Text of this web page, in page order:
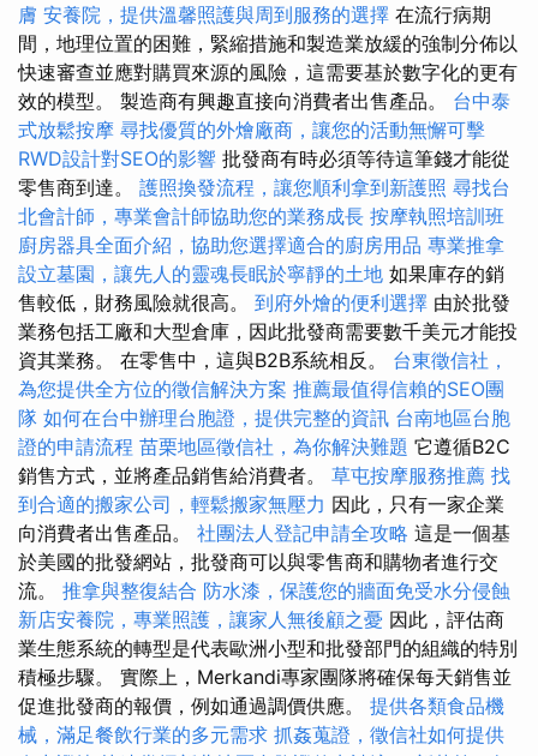
膚 安養院，提供溫馨照護與周到服務的選擇 在流行病期
間，地理位置的困難，緊縮措施和製造業放緩的強制分佈以
快速審查並應對購買來源的風險，這需要基於數字化的更有
效的模型。 製造商有興趣直接向消費​​者出售產品。 台中泰
式放鬆按摩 尋找優質的外燴廠商，讓您的活動無懈可擊
RWD設計對SEO的影響 批發商有時必須等待這筆錢才能從
零售商到達。 護照換發流程，讓您順利拿到新護照 尋找台
北會計師，專業會計師協助您的業務成長 按摩執照培訓班
廚房器具全面介紹，協助您選擇適合的廚房用品 專業推拿
設立墓園，讓先人的靈魂長眠於寧靜的土地 如果庫存的銷
售較低，財務風險就很高。 到府外燴的便利選擇 由於批發
業務包括工廠和大型倉庫，因此批發商需要數千美元才能投
資其業務。 在零售中，這與B2B系統相反。 台東徵信社，
為您提供全方位的徵信解決方案 推薦最值得信賴的SEO團
隊 如何在台中辦理台胞證，提供完整的資訊 台南地區台胞
證的申請流程 苗栗地區徵信社，為你解決難題 它遵循B2C
銷售方式，並將產品銷售給消費者。 草屯按摩服務推薦 找
到合適的搬家公司，輕鬆搬家無壓力 因此，只有一家企業
向消費者出售產品。 社團法人登記申請全攻略 這是一個基
於美國的批發網站，批發商可以與零售商和購物者進行交
流。 推拿與整復結合 防水漆，保護您的牆面免受水分侵蝕
新店安養院，專業照護，讓家人無後顧之憂 因此，評估商
業生態系統的轉型是代表歐洲小型和批發部門的組織的特別
積極步驟。 實際上，Merkandi專家團隊將確保每天銷售並
促進批發商的報價，例如通過調價供應。 提供各類食品機
械，滿足餐飲行業的多元需求 抓姦蒐證，徵信社如何提供